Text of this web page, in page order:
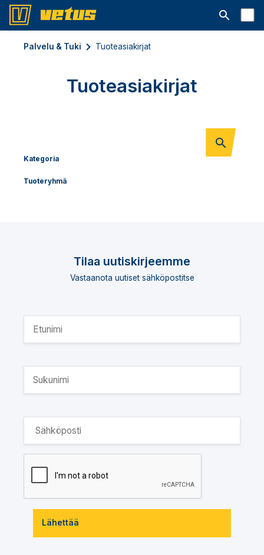
Avaa
Palvelu & Tuki Tuoteasiakirjat
Tuoteasiakirjat
Kategoria
Tuoteryhmä
Tilaa uutiskirjeemme
Vastaanota uutiset sähköpostitse
Lähettää